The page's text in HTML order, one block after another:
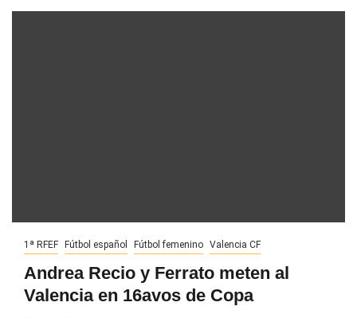
1ª RFEF Fútbol español Fútbol femenino Valencia CF
Andrea Recio y Ferrato meten al
Valencia en 16avos de Copa